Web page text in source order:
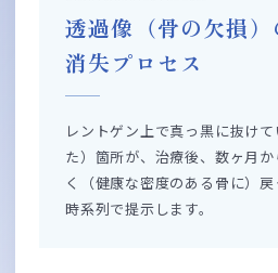
透過像（骨の欠損）
消失プロセス
レントゲン上で真っ黒に抜け
た）箇所が、治療後、数ヶ月
く（健康な密度のある骨に）
時系列で提示します。